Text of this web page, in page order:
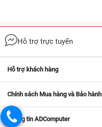
Hỗ trợ trực tuyến
Hỗ trợ khách hàng
Chính sách Mua hàng và Bảo hành
Thông tin ADComputer